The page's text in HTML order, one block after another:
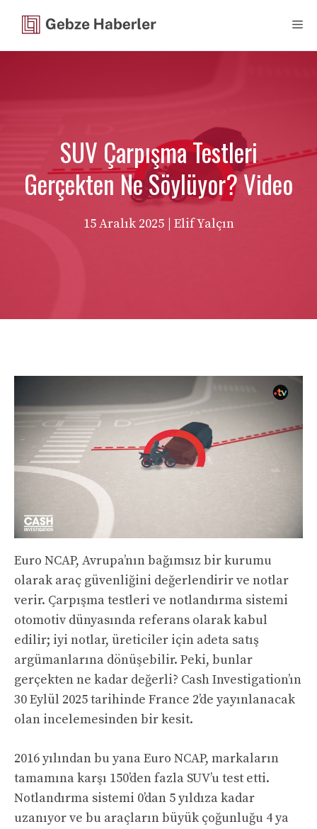
SUV Çarpışma Testleri
Gerçekten Ne Söylüyor? Video
15 Aralık 2025 | Elif Yalçın
Euro NCAP, Avrupa’nın bağımsız bir kurumu
olarak araç güvenliğini değerlendirir ve notlar
verir. Çarpışma testleri ve notlandırma sistemi
otomotiv dünyasında referans olarak kabul
edilir; iyi notlar, üreticiler için adeta satış
argümanlarına dönüşebilir. Peki, bunlar
gerçekten ne kadar değerli? Cash Investigation’ın
30 Eylül 2025 tarihinde France 2’de yayınlanacak
olan incelemesinden bir kesit.
2016 yılından bu yana Euro NCAP, markaların
tamamına karşı 150’den fazla SUV’u test etti.
Notlandırma sistemi 0’dan 5 yıldıza kadar
uzanıyor ve bu araçların büyük çoğunluğu 4 ya